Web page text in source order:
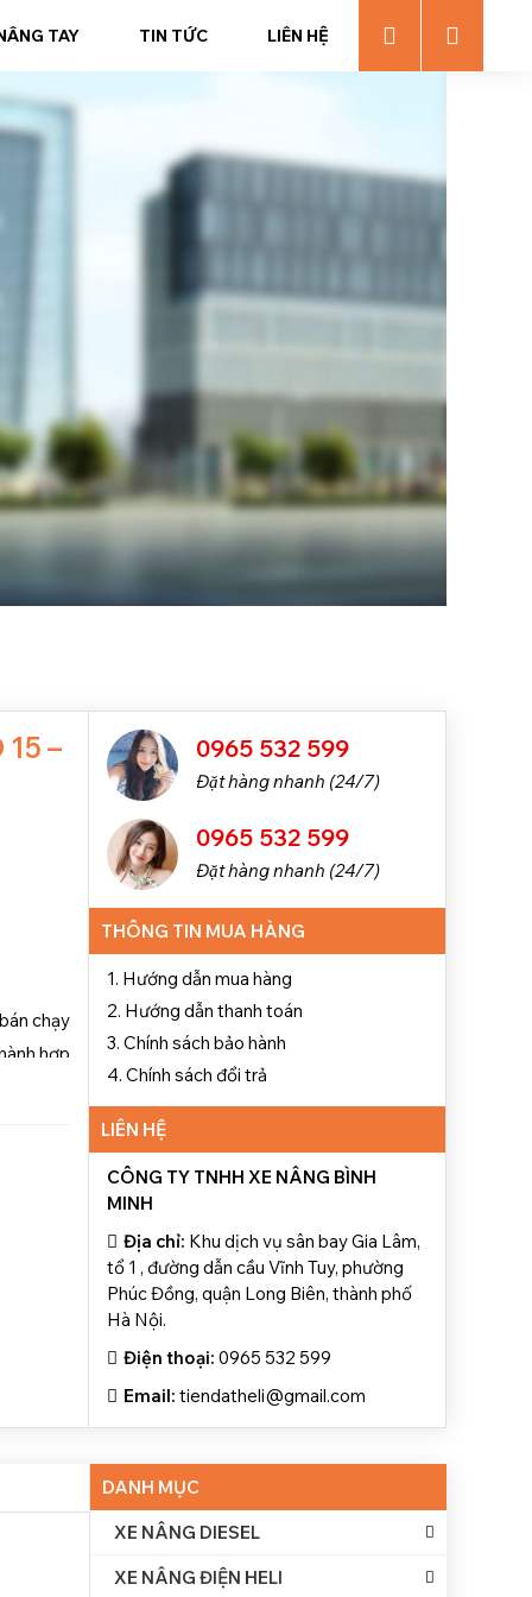
TAY TIN TỨC LIÊN HỆ
15 –
chạy
hợp
0965 532 599
Đặt hàng nhanh (24/7)
0965 532 599
Đặt hàng nhanh (24/7)
THÔNG TIN MUA HÀNG
1. Hướng dẫn mua hàng
2. Hướng dẫn thanh toán
3. Chính sách bảo hành
4. Chính sách đổi trả
LIÊN HỆ
CÔNG TY TNHH XE NÂNG BÌNH
MINH
Địa chỉ: Khu dịch vụ sân bay Gia Lâm,
tổ 1 , đường dẫn cầu Vĩnh Tuy, phường
Phúc Đồng, quận Long Biên, thành phố
Hà Nội.
Điện thoại: 0965 532 599
Email: tiendatheli@gmail.com
DANH MỤC
XE NÂNG DIESEL
XE NÂNG HÀNG HELI 10 – 40 TẤN
XE NÂNG ĐIỆN HELI